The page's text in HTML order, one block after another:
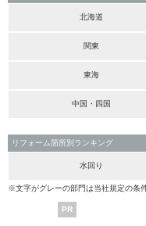
北海道
関東
東海
中国・四国
リフォーム箇所別ランキング
水回り
※文字がグレーの部門は当社規定の条
PR